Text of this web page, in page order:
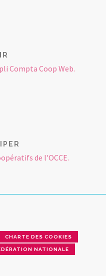
Compta Coop Web.
de l'OCCE.
CHARTE DES COOKIES
NATIONALE